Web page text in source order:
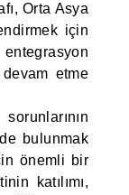
Orta Asya
için
etme
bulunmak
önemli bir
katılımı,